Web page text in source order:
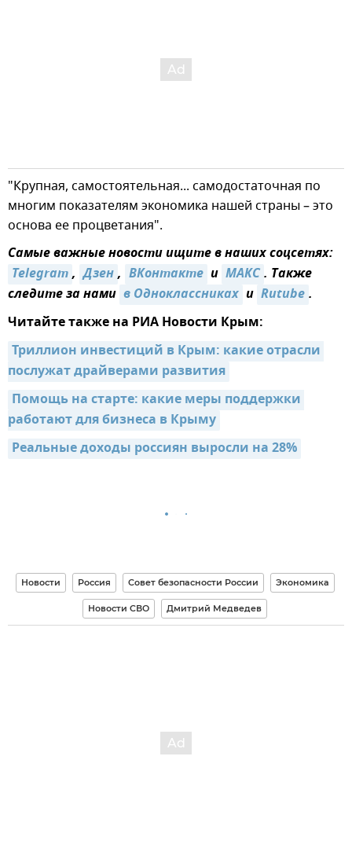
"Крупная, самостоятельная... самодостаточная по
многим показателям экономика нашей страны – это
основа ее процветания".
Самые важные новости ищите в наших соцсетях:
Telegram, Дзен, ВКонтакте и МАКС. Также
следите за нами в Одноклассниках и Rutube.
Читайте также на РИА Новости Крым:
Триллион инвестиций в Крым: какие отрасли
послужат драйверами развития
Помощь на старте: какие меры поддержки
работают для бизнеса в Крыму
Реальные доходы россиян выросли на 28%
Новости Россия Совет безопасности России Экономика
Новости СВО Дмитрий Медведев